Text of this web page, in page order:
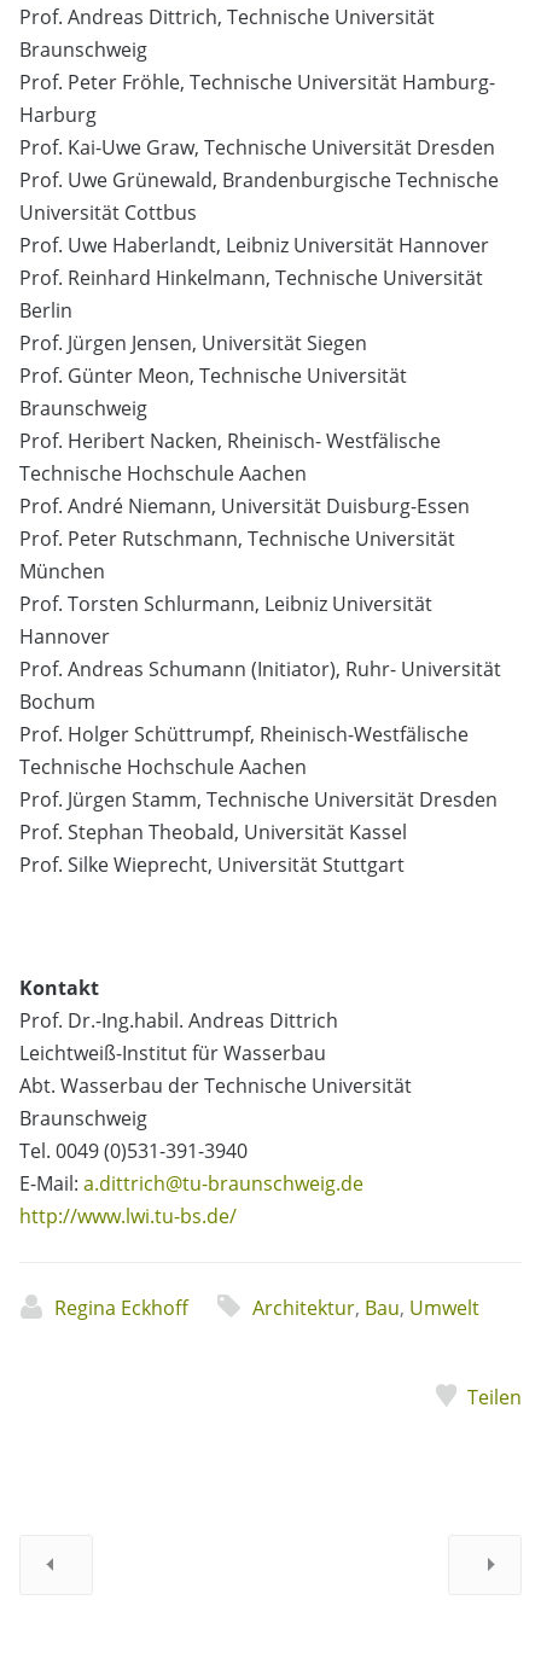
Prof. Andreas Dittrich, Technische Universität
Braunschweig
Prof. Peter Fröhle, Technische Universität Hamburg-
Harburg
Prof. Kai-Uwe Graw, Technische Universität Dresden
Prof. Uwe Grünewald, Brandenburgische Technische
Universität Cottbus
Prof. Uwe Haberlandt, Leibniz Universität Hannover
Prof. Reinhard Hinkelmann, Technische Universität
Berlin
Prof. Jürgen Jensen, Universität Siegen
Prof. Günter Meon, Technische Universität
Braunschweig
Prof. Heribert Nacken, Rheinisch- Westfälische
Technische Hochschule Aachen
Prof. André Niemann, Universität Duisburg-Essen
Prof. Peter Rutschmann, Technische Universität
München
Prof. Torsten Schlurmann, Leibniz Universität
Hannover
Prof. Andreas Schumann (Initiator), Ruhr- Universität
Bochum
Prof. Holger Schüttrumpf, Rheinisch-Westfälische
Technische Hochschule Aachen
Prof. Jürgen Stamm, Technische Universität Dresden
Prof. Stephan Theobald, Universität Kassel
Prof. Silke Wieprecht, Universität Stuttgart
Kontakt
Prof. Dr.-Ing.habil. Andreas Dittrich
Leichtweiß-Institut für Wasserbau
Abt. Wasserbau der Technische Universität
Braunschweig
Tel. 0049 (0)531-391-3940
E-Mail: a.dittrich@tu-braunschweig.de
http://www.lwi.tu-bs.de/
Regina Eckhoff Architektur, Bau, Umwelt
Teilen